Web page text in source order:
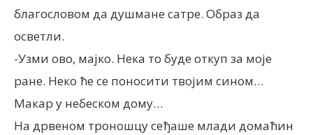
благословом да душмане сатре. Образ да
осветли.
-Узми ово, мајко. Нека то буде откуп за моје
ране. Неко ће се поносити твојим сином…
Макар у небеском дому…
На дрвеном троношцу сеђаше млади домаћин